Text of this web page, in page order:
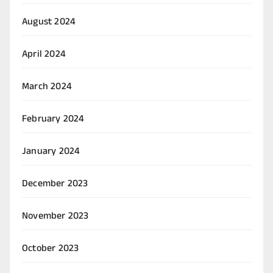
August 2024
April 2024
March 2024
February 2024
January 2024
December 2023
November 2023
October 2023